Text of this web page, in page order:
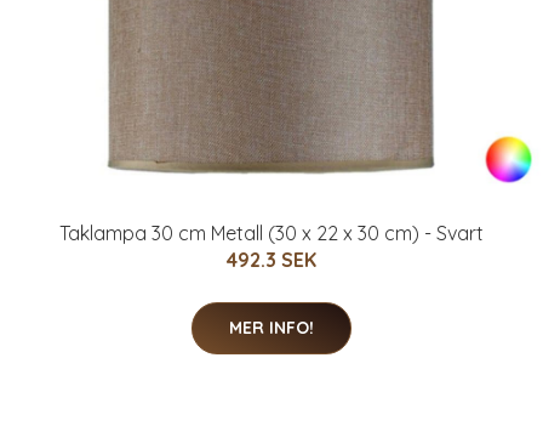
Taklampa 30 cm Metall (30 x 22 x 30 cm) - Svart
492.3 SEK
MER INFO!